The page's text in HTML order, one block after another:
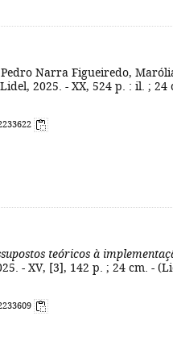
Narra Figueiredo,
2025. - XX, 524 p. : il. ; 24
teóricos à
- XV, [3], 142 p. ; 24 cm. -